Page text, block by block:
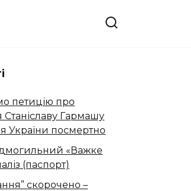
петицію про
Гармашу
України посмертно
«Важке
(паспорт)
скорочено –